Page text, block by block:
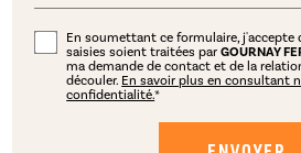
En soumettant ce formulaire, j'accepte
saisies soient traitées parGOURNAY
ma demande de contact et de la
découler. En savoir plus en consultant
confidentialité.*